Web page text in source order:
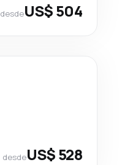
desdeUS$ 504
desdeUS$ 528